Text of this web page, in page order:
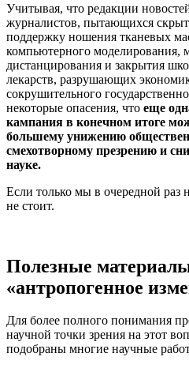
Учитывая, что редакции
журналистов, пытающихся
поддержку ношения тканевых
компьютерного моделирования,
дистанцирования и закрытия
лекарств, разрушающих
сокрушительного
некоторые опасения, что еще
кампания в конечном итоге
большему унижению
смехотворному презрению и
науке.
Если только мы в очередной раз
не стоит.
Полезные
«антропогенное
Для более полного понимания
научной точки зрения на этот
подобраны многие научные